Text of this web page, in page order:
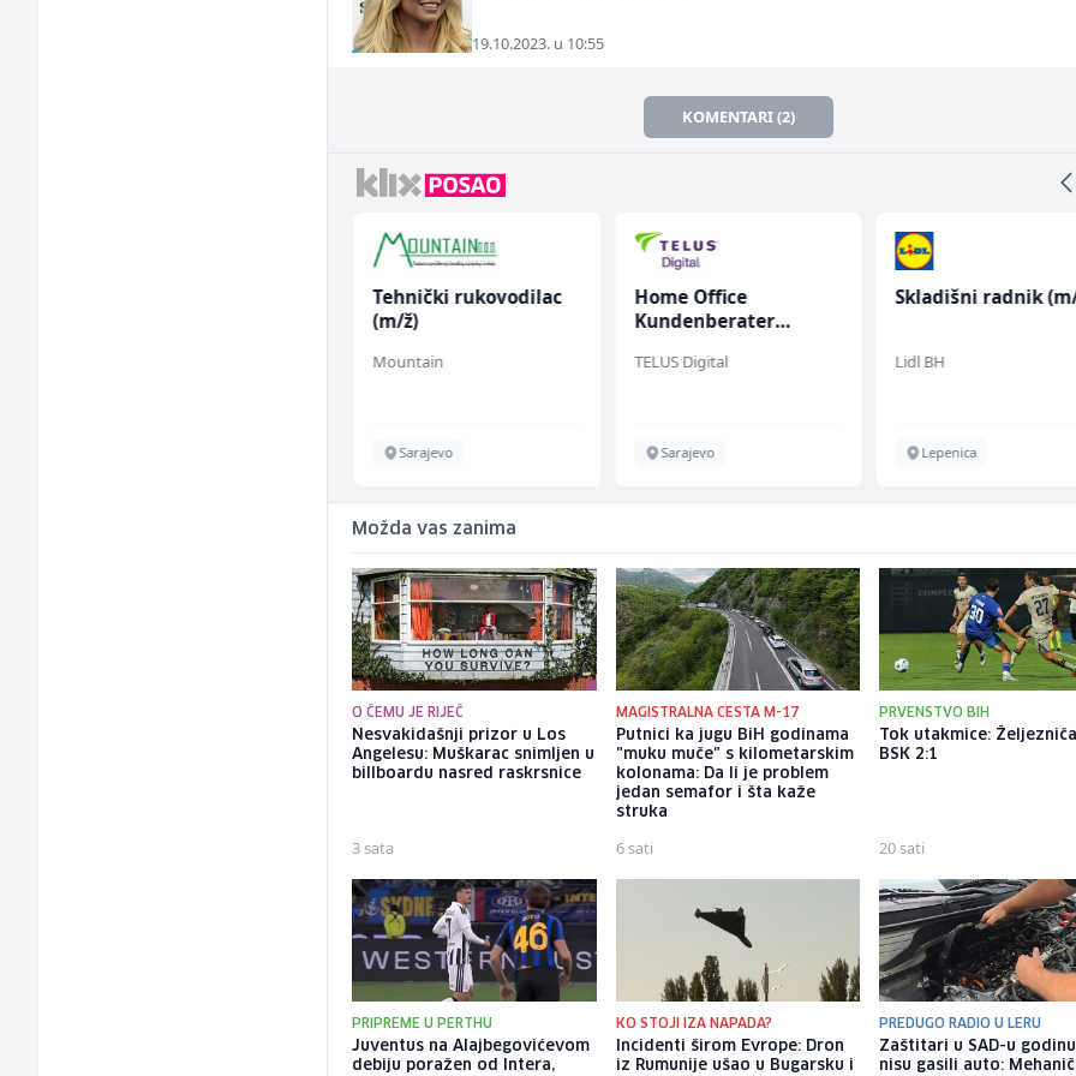
19.10.2023. u 10:55
KOMENTARI (2)
Tehnički rukovodilac
(m/ž)
Mountain
Sarajevo
Home Office
Kundenberater
renommiertes
TELUS Digital
Sarajevo
Skladišni radnik
Lidl BH
Lepenica
Možda vas zanima
O ČEMU JE RIJEČ
Nesvakidašnji prizor u Los
Angelesu: Muškarac snimljen u
billboardu nasred raskrsnice
3 sata
MAGISTRALNA CESTA M-17
Putnici ka jugu BiH godinama
"muku muče" s kilometarskim
kolonama: Da li je problem
jedan semafor i šta kaže
struka
6 sati
PRVENSTVO BIH
Tok utakmice:
BSK 2:1
20 sati
PRIPREME U PERTHU
Juventus na Alajbegovićevom
debiju poražen od Intera,
KO STOJI IZA NAPADA?
Incidenti širom Evrope: Dron
iz Rumunije ušao u Bugarsku i
PREDUGO RADIO U LERU
Zaštitari u SAD-u
nisu gasili auto: